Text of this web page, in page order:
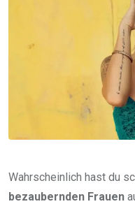
Wahrscheinlich hast du
bezaubernden Frauen